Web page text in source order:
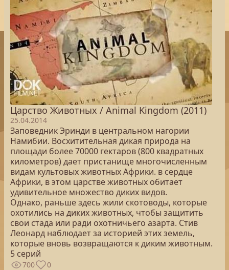
Царство Животных / Animal Kingdom (2011)
25.04.2014
Заповедник Эринди в центральном нагории
Намибии. Восхитительная дикая природа на
площади более 70000 гектаров (800 квадратных
километров) дает пристанище многочисленным
видам культовых животных Африки. в сердце
Африки, в этом царстве животных обитает
удивительное множество диких видов.
Однако, раньше здесь жили скотоводы, которые
охотились на диких животных, чтобы защитить
свои стада или ради охотничьего азарта. Стив
Леонард наблюдает за историей этих земель,
которые вновь возвращаются к диким животным.
5 серий
700 0